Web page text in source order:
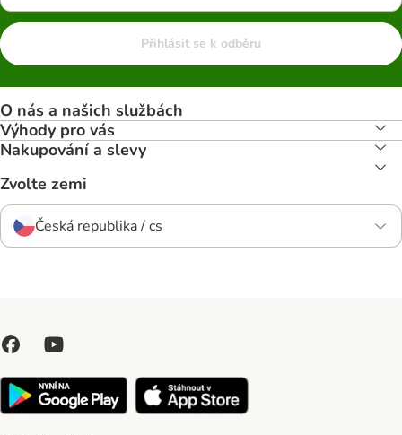
Přihlásit se k odběru
O nás a našich službách
Výhody pro vás
Nakupování a slevy
Zvolte zemi
Česká republika / cs